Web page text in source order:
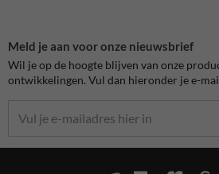
Meld je aan voor onze nieuwsbrief
Wil je op de hoogte blijven van onze
ontwikkelingen. Vul dan hieronder je e-